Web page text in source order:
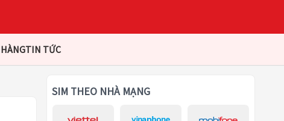
TIN TỨC
SIM THEO NHÀ MẠNG